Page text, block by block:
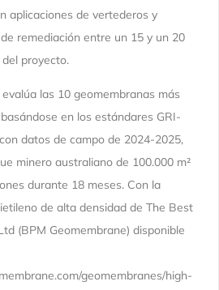
aplicaciones de vertederos y
remediación entre un 15 y un 20
proyecto.
las 10 geomembranas más
en los estándares GRI-
datos de campo de 2024-2025,
minero australiano de 100.000 m²
durante 18 meses. Con la
de alta densidad de The Best
(BPM Geomembrane) disponible
geomembranes/high-